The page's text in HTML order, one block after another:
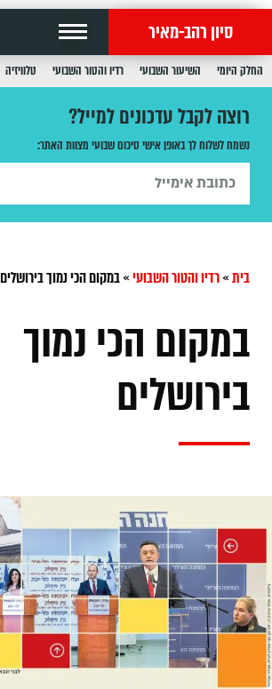
סיון רהב-מאיר
החלק היומי השיעור השבועי רדיו והטור השבועי טלוויזיה
רוצה לקבל עדכונים למייל?
נשמח לשלוח לך באופן אישי סיכום שבועי מצוות האתר:
בית»רדיו והטור השבועי»במקום הכי נמוך בירושלים
במקום הכי נמוך
בירושלים